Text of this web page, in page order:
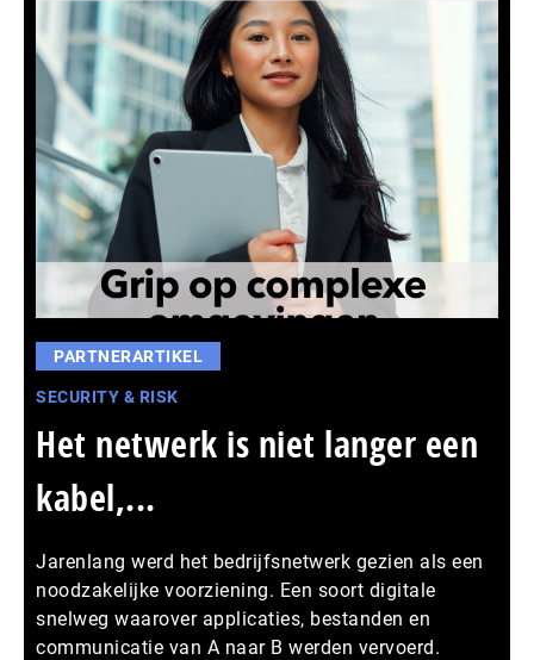
PARTNERARTIKEL
SECURITY & RISK
Het netwerk is niet langer een
kabel,...
Jarenlang werd het bedrijfsnetwerk gezien als een
noodzakelijke voorziening. Een soort digitale
snelweg waarover applicaties, bestanden en
communicatie van A naar B werden vervoerd.